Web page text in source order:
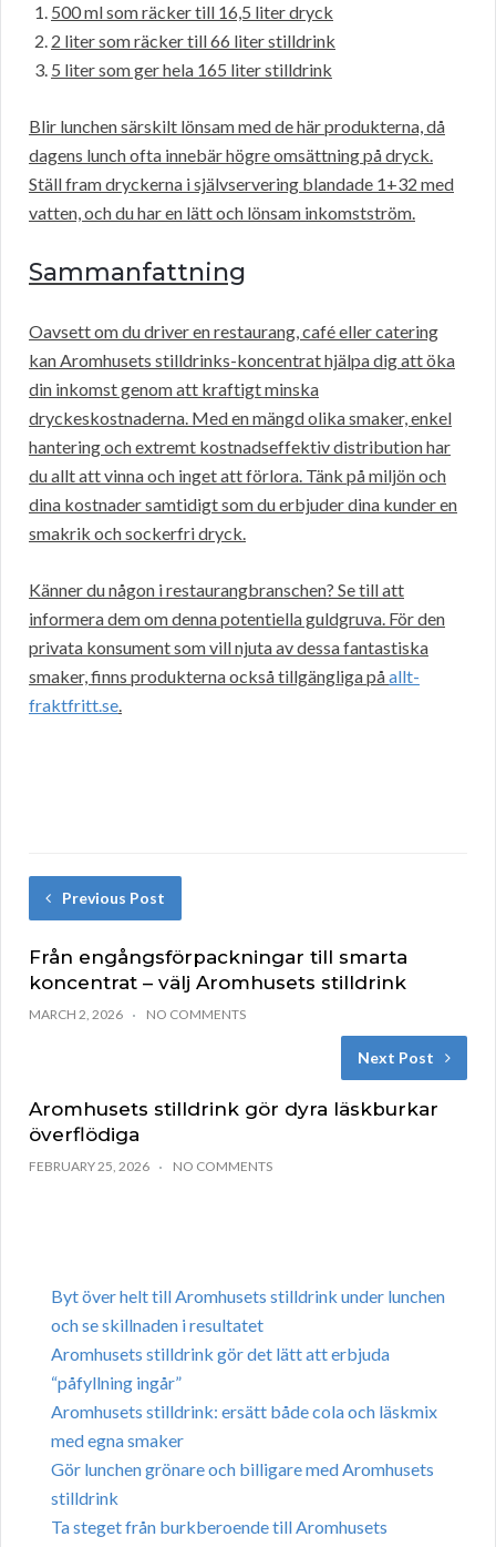
500 ml som räcker till 16,5 liter dryck
2 liter som räcker till 66 liter stilldrink
5 liter som ger hela 165 liter stilldrink
Blir lunchen särskilt lönsam med de här produkterna, då
dagens lunch ofta innebär högre omsättning på dryck.
Ställ fram dryckerna i självservering blandade 1+32 med
vatten, och du har en lätt och lönsam inkomstström.
Sammanfattning
Oavsett om du driver en restaurang, café eller catering
kan Aromhusets stilldrinks-koncentrat hjälpa dig att öka
din inkomst genom att kraftigt minska
dryckeskostnaderna. Med en mängd olika smaker, enkel
hantering och extremt kostnadseffektiv distribution har
du allt att vinna och inget att förlora. Tänk på miljön och
dina kostnader samtidigt som du erbjuder dina kunder en
smakrik och sockerfri dryck.
Känner du någon i restaurangbranschen? Se till att
informera dem om denna potentiella guldgruva. För den
privata konsument som vill njuta av dessa fantastiska
smaker, finns produkterna också tillgängliga påallt-
fraktfritt.se.
Previous Post
Från engångsförpackningar till smarta
koncentrat – välj Aromhusets stilldrink
MARCH 2, 2026 NO COMMENTS
Next Post
Aromhusets stilldrink gör dyra läskburkar
överflödiga
FEBRUARY 25, 2026 NO COMMENTS
Byt över helt till Aromhusets stilldrink under lunchen
och se skillnaden i resultatet
Aromhusets stilldrink gör det lätt att erbjuda
“påfyllning ingår”
Aromhusets stilldrink: ersätt både cola och läskmix
med egna smaker
Gör lunchen grönare och billigare med Aromhusets
stilldrink
Ta steget från burkberoende till Aromhusets